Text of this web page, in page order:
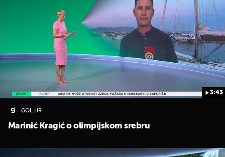
3:43
GOL.HR
Marinić Kragić o olimpijskom srebru